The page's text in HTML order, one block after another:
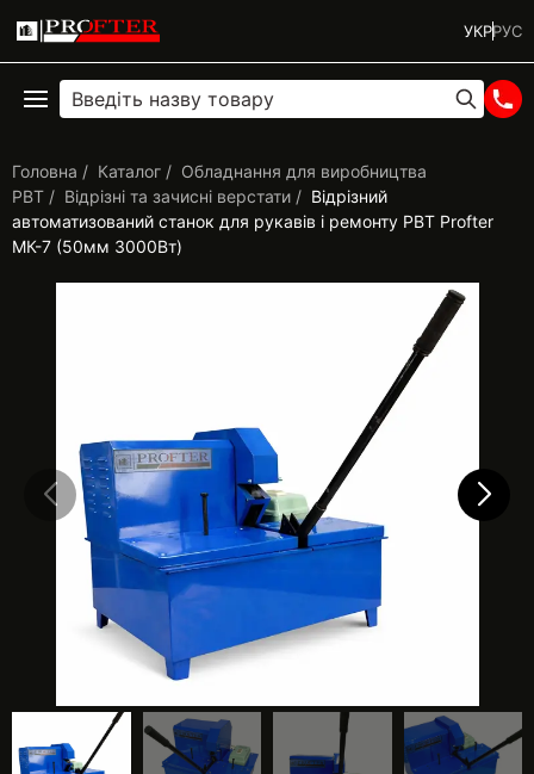
УКРРУС
Головна Каталог
Обладнання для виробництва
РВТ
Відрізні та зачисні верстати
Відрізний
автоматизований станок для рукавів і ремонту РВТ Profter
МК-7 (50мм 3000Вт)